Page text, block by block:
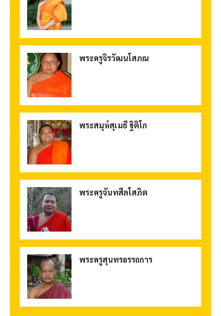
พระครูจิรวัฒนโสภณ
พระสมุห์สุเมธี ฐิติโก
พระครูจันทสีลโสภิต
พระครูสุนทรอรรถการ